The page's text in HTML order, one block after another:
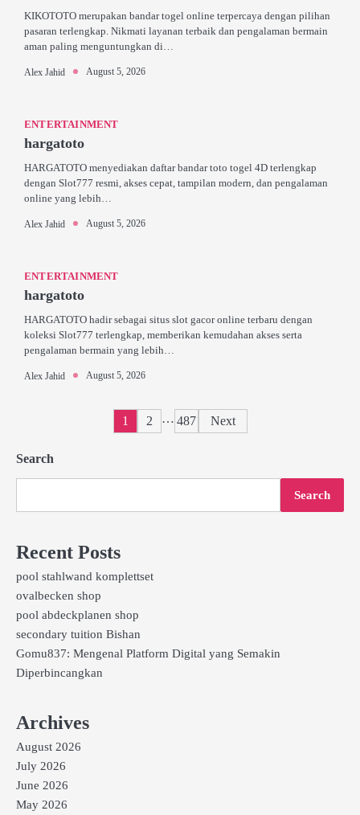
KIKOTOTO merupakan bandar togel online terpercaya dengan pilihan
pasaran terlengkap. Nikmati layanan terbaik dan pengalaman bermain
aman paling menguntungkan di…
Alex Jahid August 5, 2026
ENTERTAINMENT
hargatoto
HARGATOTO menyediakan daftar bandar toto togel 4D terlengkap
dengan Slot777 resmi, akses cepat, tampilan modern, dan pengalaman
online yang lebih…
Alex Jahid August 5, 2026
ENTERTAINMENT
hargatoto
HARGATOTO hadir sebagai situs slot gacor online terbaru dengan
koleksi Slot777 terlengkap, memberikan kemudahan akses serta
pengalaman bermain yang lebih…
Alex Jahid August 5, 2026
Posts
1 2 … 487 Next
Search
Search
Recent Posts
pool stahlwand komplettset
ovalbecken shop
pool abdeckplanen shop
secondary tuition Bishan
Gomu837: Mengenal Platform Digital yang Semakin
Diperbincangkan
Archives
August 2026
July 2026
June 2026
May 2026